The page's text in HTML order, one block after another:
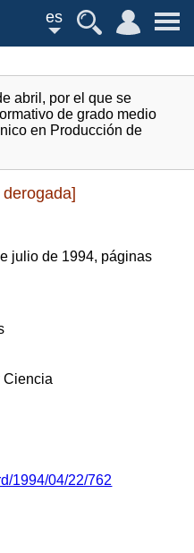
es
abril, por el que se
de grado medio
en Producción de
julio de 1994, páginas
Ciencia
1994/04/22/762